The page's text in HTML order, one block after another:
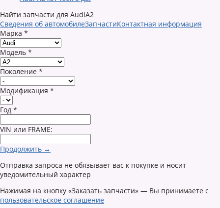
Найти запчасти для AudiA2
Сведения об автомобилеЗапчастиКонтактная информация
Марка *
Модель *
Поколение *
Модификация *
Год *
VIN или FRAME:
Продолжить →
Отправка запроса не обязывает вас к покупке и носит
уведомительный характер
Нажимая на кнопку «Заказать запчасти» — Вы принимаете с
пользовательское соглашение